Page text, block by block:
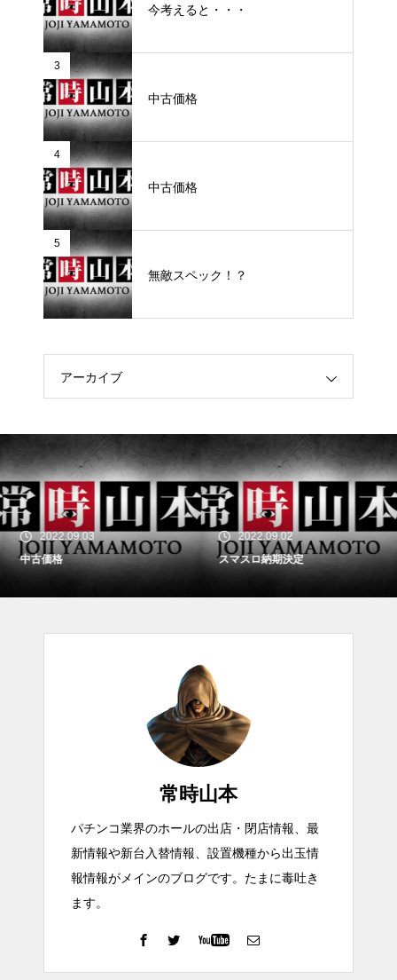
今考えると・・・
3
中古価格
4
中古価格
5
無敵スペック！？
アーカイブ
2022.09.03
中古価格
2022.09.02
スマスロ納期決定
常時山本
パチンコ業界のホールの出店・閉店情報、最
新情報や新台入替情報、設置機種から出玉情
報情報がメインのブログです。たまに毒吐き
ます。